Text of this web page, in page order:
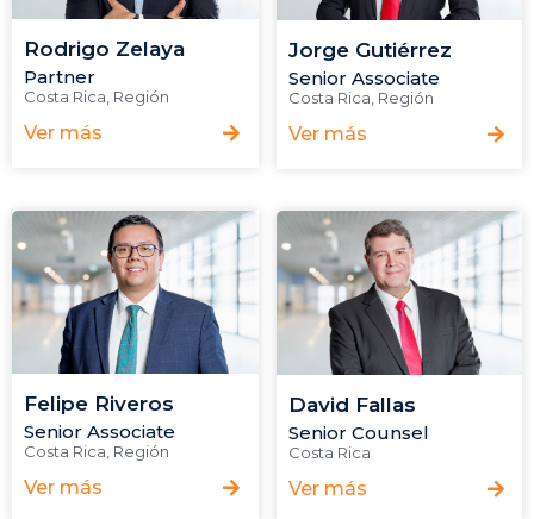
Rodrigo Zelaya
Partner
Costa Rica Región
Ver más
Jorge Gutiérrez
Senior Associate
Costa Rica Región
Ver más
Felipe Riveros
Senior Associate
Costa Rica Región
Ver más
David Fallas
Senior Counsel
Costa Rica
Ver más